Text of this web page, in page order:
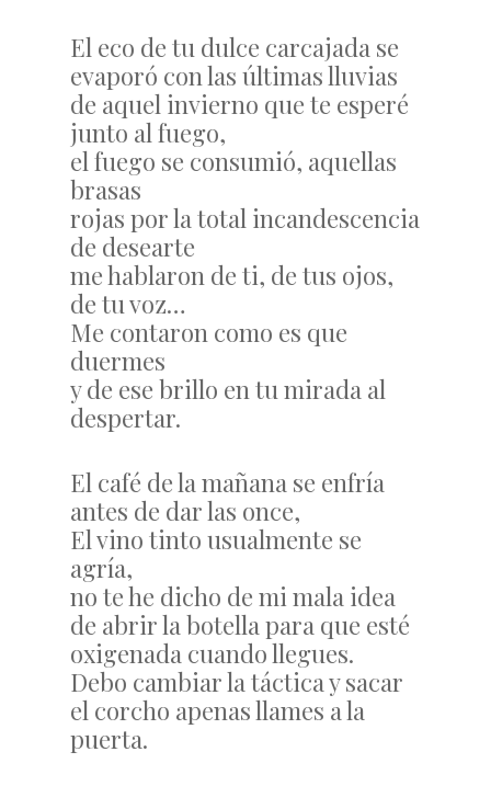
El eco de tu dulce carcajada se
evaporó con las últimas lluvias
de aquel invierno que te esperé
junto al fuego,
el fuego se consumió, aquellas
brasas
rojas por la total incandescencia
de desearte
me hablaron de ti, de tus ojos,
de tu voz…
Me contaron como es que
duermes
y de ese brillo en tu mirada al
despertar.
El café de la mañana se enfría
antes de dar las once,
El vino tinto usualmente se
agría,
no te he dicho de mi mala idea
de abrir la botella para que esté
oxigenada cuando llegues.
Debo cambiar la táctica y sacar
el corcho apenas llames a la
puerta.